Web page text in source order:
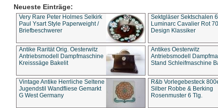
Neueste Einträge:
Very Rare Peter Holmes Selkirk
Paul Ysart Style Paperweight /
Briefbeschwerer
Sektgläser Sektschalen
Luminarc Cavalier Rot
Design Klassiker
Antike Rarität Orig. Oesterwitz
Antriebsmodell Dampfmaschine
Kreisssäge Bakelit
Antikes Oesterwitz
Antriebsmodell
Stand Schleifmaschine
Vintage Antike Herrliche Seltene
Jugendstil Wandfliese Gemarkt
G West Germany
R&b Vorlegebesteck
Silber Robbe & Berking
Rosenmuster 6 Tlg.